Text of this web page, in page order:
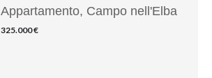
Appartamento, Campo nell'Elba
325.000 €